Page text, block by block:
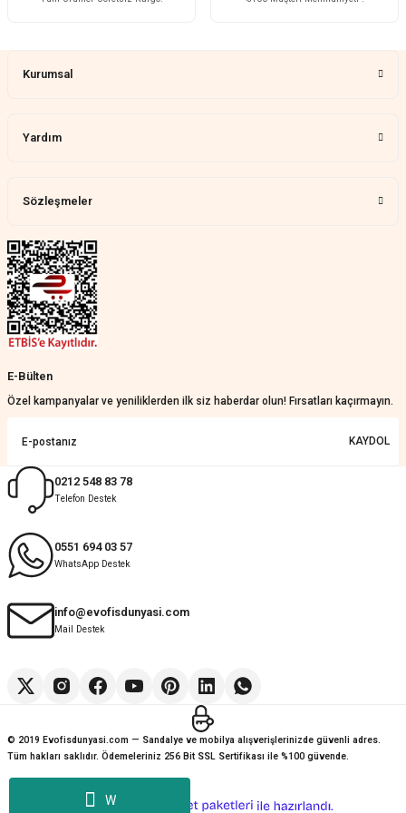
W
verirler, çok yardım ederler.
Teslim çok çabuk geldi. Montaj çok
Nathalie Prevost | 22/07/2026
Çok ilgililerdi
Merve Özen | 17/07/2026
KeRiM BeRBeR | 16/07/2026
Sorunsuz ve güvenilir
Muhammed Adsiz | 14/07/2026
Kolay
G... K... | 14/07/2026
Kurumsal
Yardım
Sözleşmeler
E-Bülten
Özel kampanyalar ve yeniliklerden ilk siz haberdar olun! Fırsatları kaçırmayın.
KAYDOL
0212 548 83 78
Telefon Destek
0551 694 03 57
WhatsApp Destek
info@evofisdunyasi.com
Mail Destek
© 2019 Evofisdunyasi.com — Sandalye ve mobilya alışverişlerinizde güvenli adres.
Tüm hakları saklıdır. Ödemeleriniz 256 Bit SSL Sertifikası ile %100 güvende.
e-